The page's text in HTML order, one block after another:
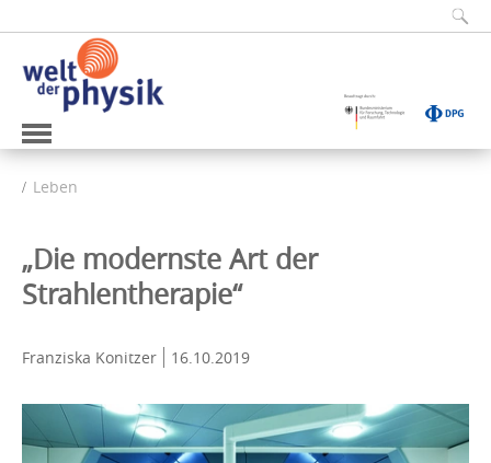
Leben
„Die modernste Art der
Strahlentherapie“
Franziska Konitzer 16.10.2019